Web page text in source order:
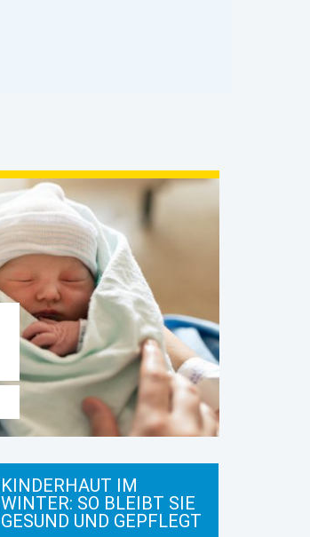
KINDERHAUT IM
WINTER: SO BLEIBT SIE
GESUND UND GEPFLEGT